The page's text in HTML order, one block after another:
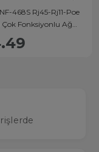
468S Rj45-Rj11-Poe
Çok Fonksiyonlu Ağ
Test Cihazı